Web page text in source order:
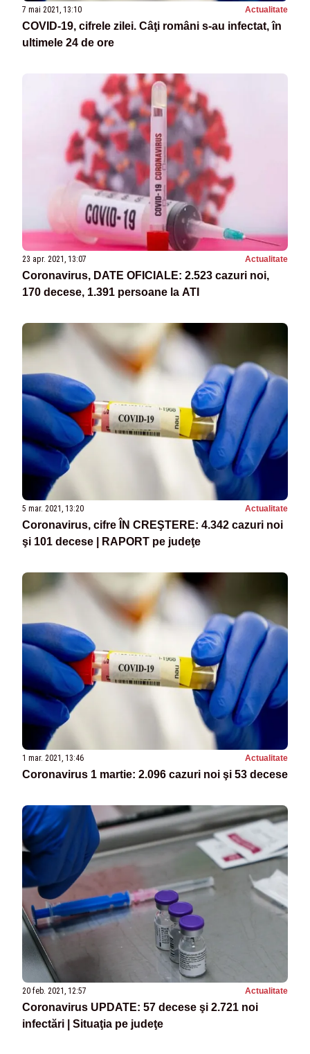
7 mai 2021, 13:10 Actualitate
COVID-19, cifrele zilei. Câţi români s-au infectat, în
ultimele 24 de ore
23 apr. 2021, 13:07 Actualitate
Coronavirus, DATE OFICIALE: 2.523 cazuri noi,
170 decese, 1.391 persoane la ATI
5 mar. 2021, 13:20 Actualitate
Coronavirus, cifre ÎN CREŞTERE: 4.342 cazuri noi
şi 101 decese | RAPORT pe judeţe
1 mar. 2021, 13:46 Actualitate
Coronavirus 1 martie: 2.096 cazuri noi şi 53 decese
20 feb. 2021, 12:57 Actualitate
Coronavirus UPDATE: 57 decese şi 2.721 noi
infectări | Situaţia pe judeţe